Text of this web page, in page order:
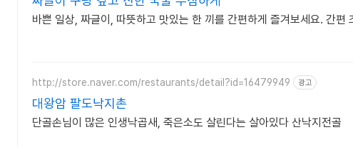
바쁜 일상, 짜글이, 따뜻하고 맛있는 한 끼를 간편하게 즐겨보세요. 간
http://store.naver.com/restaurants/detail?id=16479949 광고
대왕암 팔도낙지촌
단골손님이 많은 인생낙곱새, 죽은소도 살린다는 살아있다 산낙지전골